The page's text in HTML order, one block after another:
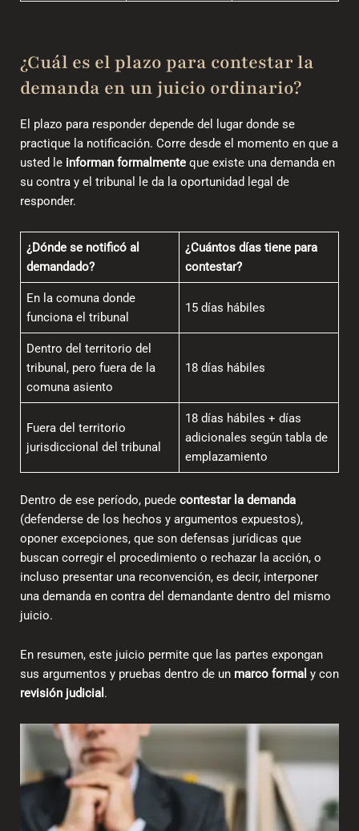
¿Cuál es el plazo para contestar la
demanda en un juicio ordinario?
El plazo para responder depende del lugar donde se
practique la notificación. Corre desde el momento en que a
usted le informan formalmente que existe una demanda en
su contra y el tribunal le da la oportunidad legal de
responder.
¿Dónde se notificó al
demandado?
¿Cuántos días tiene para
contestar?
En la comuna donde
funciona el tribunal
15 días hábiles
Dentro del territorio del
tribunal, pero fuera de la
comuna asiento
18 días hábiles
Fuera del territorio
jurisdiccional del tribunal
18 días hábiles + días
adicionales según tabla de
emplazamiento
Dentro de ese período, puede contestar la demanda
(defenderse de los hechos y argumentos expuestos),
oponer excepciones, que son defensas jurídicas que
buscan corregir el procedimiento o rechazar la acción, o
incluso presentar una reconvención, es decir, interponer
una demanda en contra del demandante dentro del mismo
juicio.
En resumen, este juicio permite que las partes expongan
sus argumentos y pruebas dentro de un marco formal y con
revisión judicial .